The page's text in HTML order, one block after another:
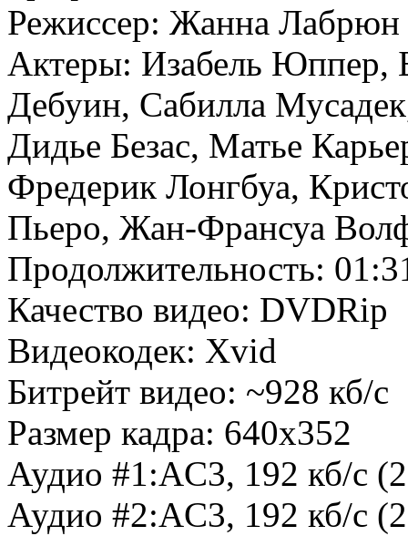
Режиссер: Жанна Лабрюн
Актеры: Изабель Юппер,
Дебуин, Сабилла
Дидье Безас, Матье
Фредерик Лонгбуа,
Пьеро, Жан-Франсуа
Продолжительность:
Качество видео: DVDRip
Видеокодек: Xvid
Битрейт видео: ~928 кб/с
Размер кадра: 640x352
Аудио #1:AC3, 192 кб/с
Аудио #2:AC3, 192 кб/с